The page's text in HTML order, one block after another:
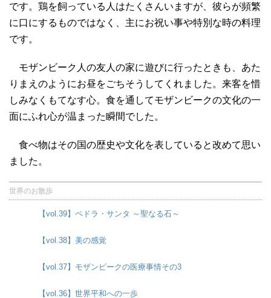
です。鶏を飼っている人はたくさんいますが、彼らが頻繁
に口にするものではなく、主にお祝い事や特別な時の料理
です。
モザンビーク人の友人の家に遊びに行ったときも、あた
りまえのようにお昼をごちそうしてくれました。来客を惜
しみなくもてなす心。食を通してモザンビークの文化の一
面にふれ心が温まった瞬間でした。
食べ物はその国の歴史や文化を表していると改めて思い
ました。
世界のお散歩
【vol.39】ペドラ・サンタ ～聖なる石～
【vol.38】美の感覚
【vol.37】モザンビークの医療事情その3
【vol.36】世界平和への一歩